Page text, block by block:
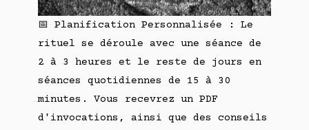
📅 Planification Personnalisée : Le
rituel se déroule avec une séance de
2 à 3 heures et le reste de jours en
séances quotidiennes de 15 à 30
minutes. Vous recevrez un PDF
d'invocations, ainsi que des conseils